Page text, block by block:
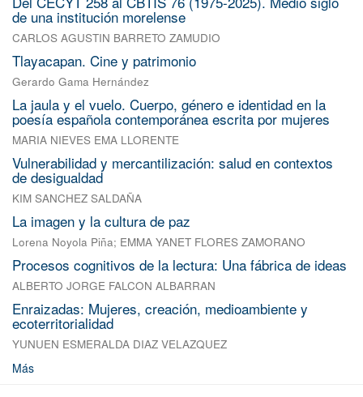
de una institución morelense
CARLOS AGUSTIN BARRETO ZAMUDIO
Tlayacapan. Cine y patrimonio
Gerardo Gama Hernández
La jaula y el vuelo. Cuerpo, género e identidad en la
poesía española contemporánea escrita por mujeres
MARIA NIEVES EMA LLORENTE
Vulnerabilidad y mercantilización: salud en contextos
de desigualdad
KIM SANCHEZ SALDAÑA
La imagen y la cultura de paz
Lorena Noyola Piña; EMMA YANET FLORES ZAMORANO
Procesos cognitivos de la lectura: Una fábrica de ideas
ALBERTO JORGE FALCON ALBARRAN
Enraizadas: Mujeres, creación, medioambiente y
ecoterritorialidad
YUNUEN ESMERALDA DIAZ VELAZQUEZ
Más